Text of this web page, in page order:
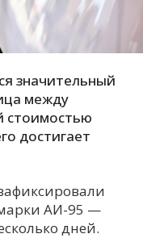
Х
значительный
между
стоимостью
достигает
АИ-95 —
дней.